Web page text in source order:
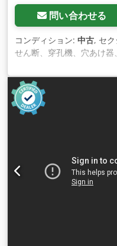
問い合わせる
コンディション: 中古, セ
せん断、穿孔機、穴あけ
ング -はさみ。 -切る -で
ブ： -div.パンチとダイ。
1300/1570/H1900 mm -
量：1112kg Dcodpjf Ek H